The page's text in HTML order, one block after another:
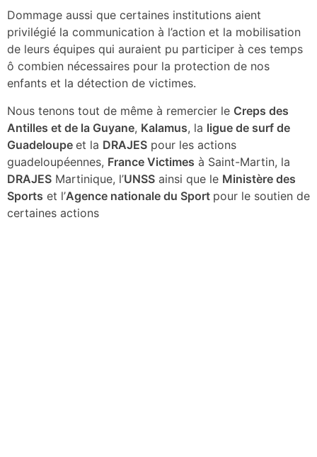
Dommage aussi que certaines institutions aient
privilégié la communication à l’action et la mobilisation
de leurs équipes qui auraient pu participer à ces temps
ô combien nécessaires pour la protection de nos
enfants et la détection de victimes.
Nous tenons tout de même à remercier le Creps des
Antilles et de la Guyane, Kalamus, la ligue de surf de
Guadeloupe et la DRAJES pour les actions
guadeloupéennes, France Victimes à Saint-Martin, la
DRAJES Martinique, l’UNSS ainsi que le Ministère des
Sports et l’Agence nationale du Sport pour le soutien de
certaines actions